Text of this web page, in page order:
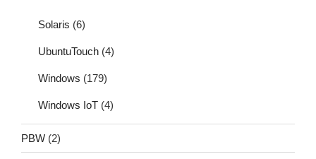
Solaris (6)
UbuntuTouch (4)
Windows (179)
Windows IoT (4)
PBW (2)